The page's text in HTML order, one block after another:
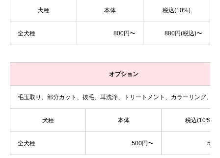
犬種 本体 税込(10%)
全犬種 800円〜 880円(税込)〜
オプション
毛玉取り、部分カット、抜毛、耳洗浄、トリートメント、カラーリング、リ
犬種 本体 税込(10%)
全犬種 500円〜 550